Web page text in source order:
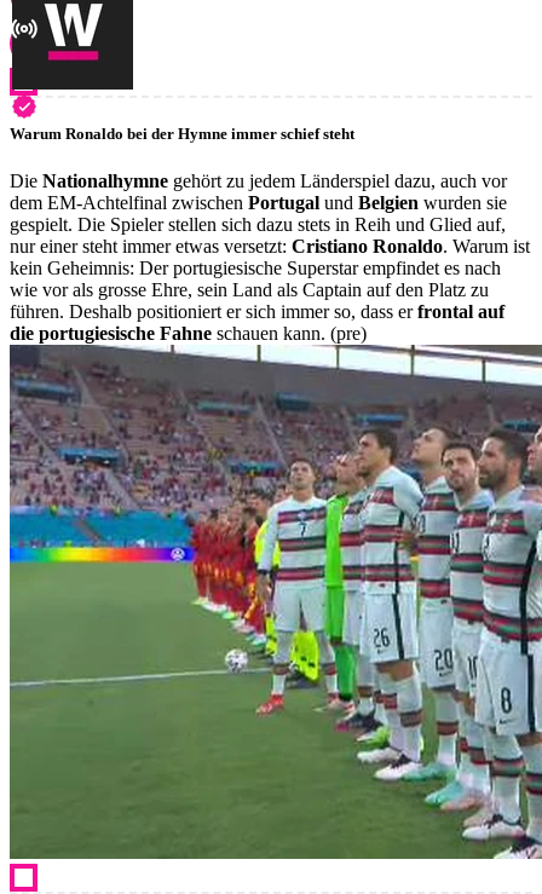
Warum Ronaldo bei der Hymne immer schief steht
Die Nationalhymne gehört zu jedem Länderspiel dazu, auch vor
dem EM-Achtelfinal zwischen Portugal und Belgien wurden sie
gespielt. Die Spieler stellen sich dazu stets in Reih und Glied auf,
nur einer steht immer etwas versetzt: Cristiano Ronaldo. Warum ist
kein Geheimnis: Der portugiesische Superstar empfindet es nach
wie vor als grosse Ehre, sein Land als Captain auf den Platz zu
führen. Deshalb positioniert er sich immer so, dass erfrontal auf
die portugiesische Fahne schauen kann. (pre)